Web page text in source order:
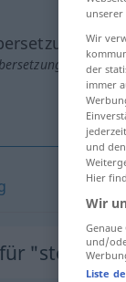
"sterk"
unserer
Wir
der
immer
und
Hier
Wir
und/
Liste